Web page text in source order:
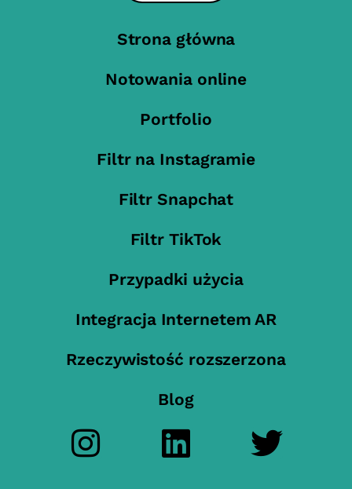
Strona główna
Notowania online
Portfolio
Filtr na Instagramie
Filtr Snapchat
Filtr TikTok
Przypadki użycia
Integracja Internetem AR
Rzeczywistość rozszerzona
Blog